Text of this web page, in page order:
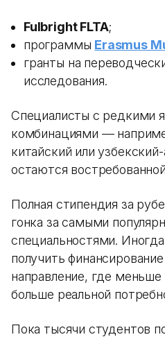
Fulbright FLTA;
программы Erasmus
гранты на
исследования.
Специалисты с редкими
комбинациями —
китайский или
остаются
Полная стипендия за
гонка за самыми
специальностями.
получить
направление, где меньше
больше реальной
Пока тысячи студентов